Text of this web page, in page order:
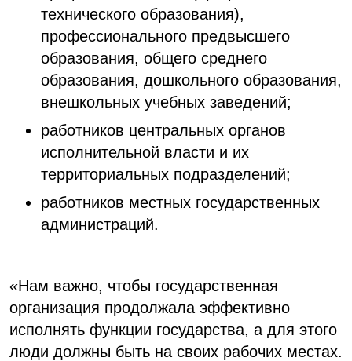
технического образования),
профессионального предвысшего
образования, общего среднего
образования, дошкольного образования,
внешкольных учебных заведений;
работников центральных органов
исполнительной власти и их
территориальных подразделений;
работников местных государственных
администраций.
«Нам важно, чтобы государственная
организация продолжала эффективно
исполнять функции государства, а для этого
люди должны быть на своих рабочих местах.